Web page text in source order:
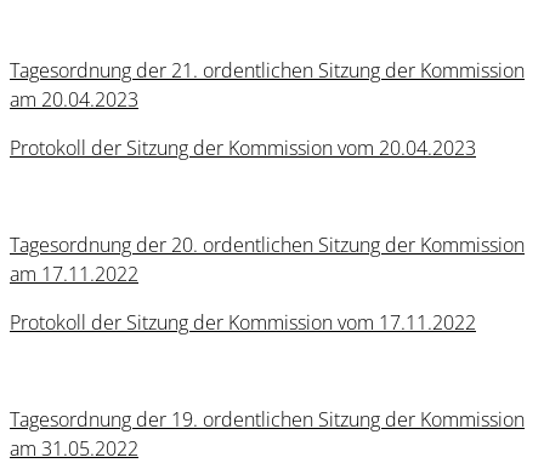
Tagesordnung der 21. ordentlichen Sitzung der Kommission
am 20.04.2023
Protokoll der Sitzung der Kommission vom 20.04.2023
Tagesordnung der 20. ordentlichen Sitzung der Kommission
am 17.11.2022
Protokoll der Sitzung der Kommission vom 17.11.2022
Tagesordnung der 19. ordentlichen Sitzung der Kommission
am 31.05.2022